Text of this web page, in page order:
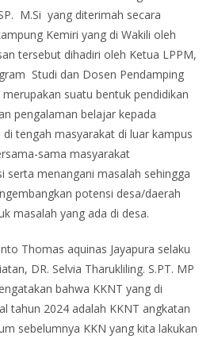
M.Si yang diterimah secara
Kemiri yang di Wakili oleh
tersebut dihadiri oleh Ketua LPPM,
Studi dan Dosen Pendamping
suatu bentuk pendidikan
pengalaman belajar kepada
tengah masyarakat di luar kampus
sama masyarakat
serta menangani masalah sehingga
potensi desa/daerah
masalah yang ada di desa.
Thomas aquinas Jayapura selaku
DR. Selvia Tharukliling. S.PT. MP
bahwa KKNT yang di
tahun 2024 adalah KKNT angkatan
sebelumnya KKN yang kita lakukan